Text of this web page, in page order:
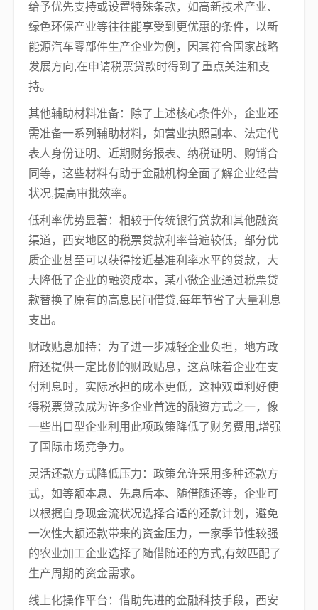
给予优先支持或设置特殊条款，如高新技术产业、
绿色环保产业等往往能享受到更优惠的条件，以新
能源汽车零部件生产企业为例，因其符合国家战略
发展方向,在申请税票贷款时得到了重点关注和支
持。
其他辅助材料准备：除了上述核心条件外，企业还
需准备一系列辅助材料，如营业执照副本、法定代
表人身份证明、近期财务报表、纳税证明、购销合
同等，这些材料有助于金融机构全面了解企业经营
状况,提高审批效率。
低利率优势显著：相较于传统银行贷款和其他融资
渠道，西安地区的税票贷款利率普遍较低，部分优
质企业甚至可以获得接近基准利率水平的贷款，大
大降低了企业的融资成本，某小微企业通过税票贷
款替换了原有的高息民间借贷,每年节省了大量利息
支出。
财政贴息加持：为了进一步减轻企业负担，地方政
府还提供一定比例的财政贴息，这意味着企业在支
付利息时，实际承担的成本更低，这种双重利好使
得税票贷款成为许多企业首选的融资方式之一，像
一些出口型企业利用此项政策降低了财务费用,增强
了国际市场竞争力。
灵活还款方式降低压力：政策允许采用多种还款方
式，如等额本息、先息后本、随借随还等，企业可
以根据自身现金流状况选择合适的还款计划，避免
一次性大额还款带来的资金压力，一家季节性较强
的农业加工企业选择了随借随还的方式,有效匹配了
生产周期的资金需求。
线上化操作平台：借助先进的金融科技手段，西安